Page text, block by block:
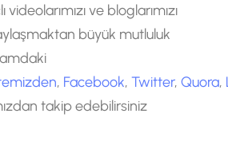
ve bloglarımızı
büyük mutluluk
, Facebook, Twitter, Quora,
takip edebilirsiniz